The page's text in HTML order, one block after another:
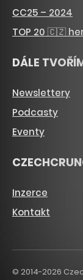
CC25 – 2024
TOP 20 🇨🇿
DÁLE
Newslettery
Podcasty
Eventy
Inzerce
Kontakt
© 2014-2026